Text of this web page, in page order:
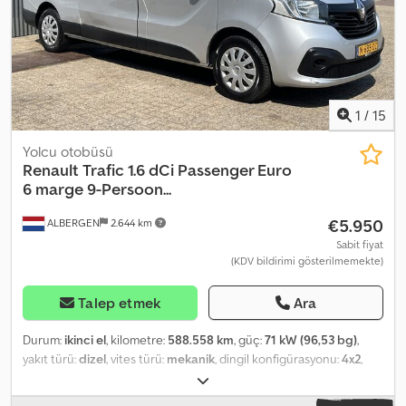
Manual Number of seats: 3 = Further information = Contact ATS
Norway for more information.
1 / 15
ALBERGEN 2.644 km
Yolcu otobüsü
Renault Trafic 1.6 dCi Passenger Euro
6 marge 9-Persoon...
€5.950
Sabit fiyat
(KDV bildirimi gösterilmemekte)
Talep etmek Ara
Durum: ikinci el, kilometre: 588.558 km, güç:71 kW (96,53 bg),
yakıt türü:dizel, vites türü: mekanik, dingil konfigürasyonu:4x2,
, ilk tescil:
kapasitesi:80 l, CO₂ emisyonları:159 g/km, emisyon sınıfı:Euro 6,